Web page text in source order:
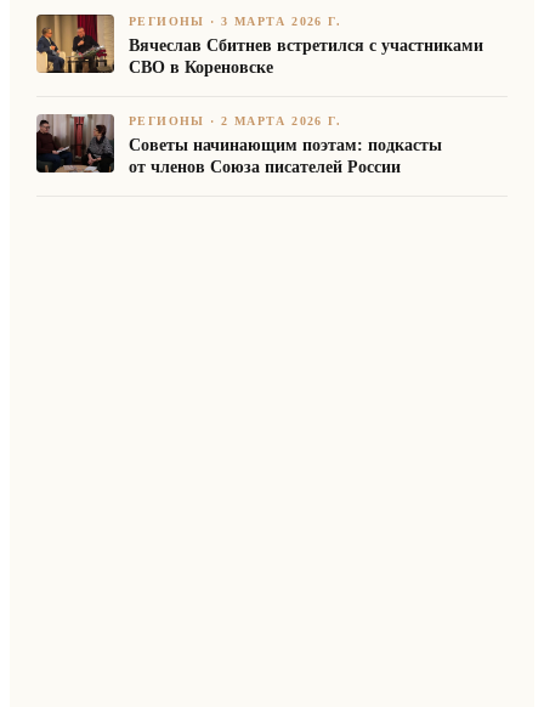
РЕГИОНЫ ·3 МАРТА 2026 Г.
Вячеслав Сбитнев встретился с участниками
СВО в Кореновске
РЕГИОНЫ ·2 МАРТА 2026 Г.
Советы начинающим поэтам: подкасты
от членов Союза писателей России